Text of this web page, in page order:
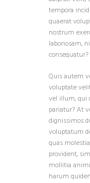
tempora
quaerat
nostrum
laboriosam,
consequatur?
Quis autem
voluptate
vel illum, qui
pariatur? At
dignissimos
voluptatum
quas
provident,
mollitia
harum